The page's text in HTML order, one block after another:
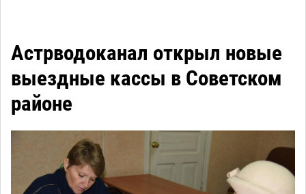
Астрводоканал открыл новые
выездные кассы в Советском
районе